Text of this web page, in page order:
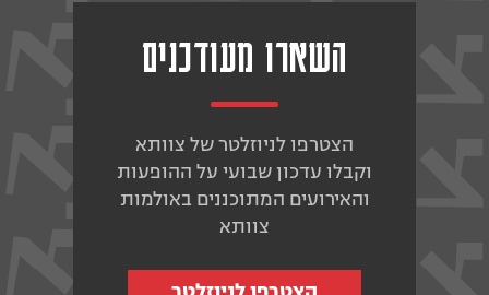
השארו מעודכנים
הצטרפו לניוזלטר של צוותא
וקבלו עדכון שבועי על ההופעות
והאירועים המתוכננים באולמות
צוותא